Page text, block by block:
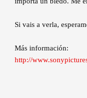
Si vais a verla,
Más información:
http://